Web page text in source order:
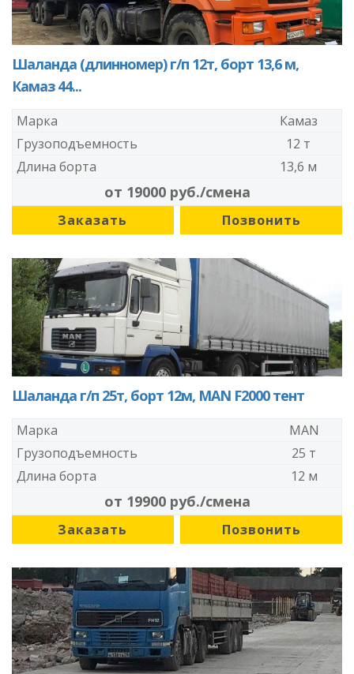
Шаланда (длинномер) г/п 12т, борт 13,6 м,
Камаз 44...
Марка
Камаз
Грузоподъемность
12 т
Длина борта
13,6 м
от 19000 руб./смена
Заказать Позвонить
Шаланда г/п 25т, борт 12м, MAN F2000 тент
Марка
MAN
Грузоподъемность
25 т
Длина борта
12 м
от 19900 руб./смена
Заказать Позвонить